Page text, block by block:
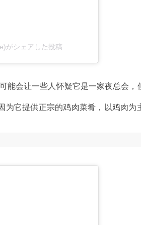
がシェアした投稿
能会让一些人怀疑它是一家夜总会，
它提供正宗的鸡肉菜肴，以鸡肉为